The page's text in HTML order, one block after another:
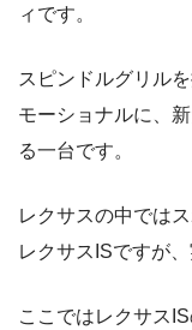
ィです。
スピンドルグリル
モーショナルに、
る一台です。
レクサスの中では
レクサスISですが
ここではレクサス